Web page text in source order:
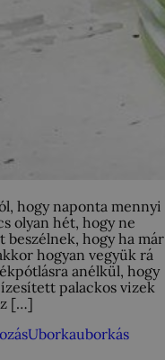
hogy naponta mennyi
olyan hét, hogy ne
beszélnek, hogy ha már
hogyan vegyük rá
anélkül, hogy
palackos vizek
[…]
Uborkauborkás